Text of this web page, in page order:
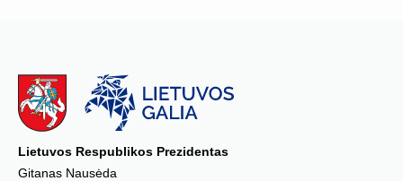
Lietuvos Respublikos Prezidentas
Gitanas Nausėda